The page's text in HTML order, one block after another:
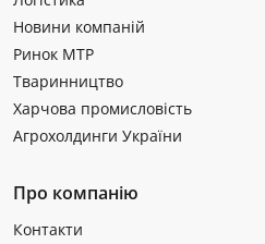
Новини компаній
Ринок МТР
Тваринництво
Харчова промисловість
Агрохолдинги України
Про компанію
Контакти